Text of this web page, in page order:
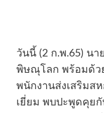
วันนี้ (2 ก.พ.65) น
พิษณุโลก พร้อมด้ว
พนักงานส่งเสริมส
เยี่ยม พบปะพูดคุย